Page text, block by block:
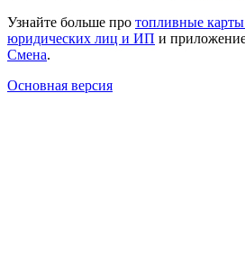
Узнайте больше про топливные карты
юридических лиц и ИП и
Смена.
Основная версия